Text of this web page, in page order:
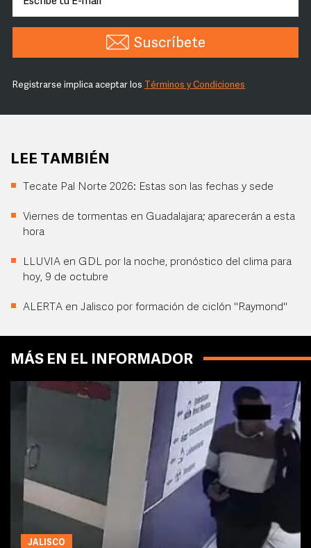
Suscríbete
Registrarse implica aceptar los Términos y Condiciones
LEE TAMBIÉN
Tecate Pal Norte 2026: Estas son las fechas y sede
Viernes de tormentas en Guadalajara; aparecerán a esta
hora
LLUVIA en GDL por la noche, pronóstico del clima para
hoy, 9 de octubre
ALERTA en Jalisco por formación de ciclón "Raymond"
MÁS EN EL INFORMADOR
JALISCO